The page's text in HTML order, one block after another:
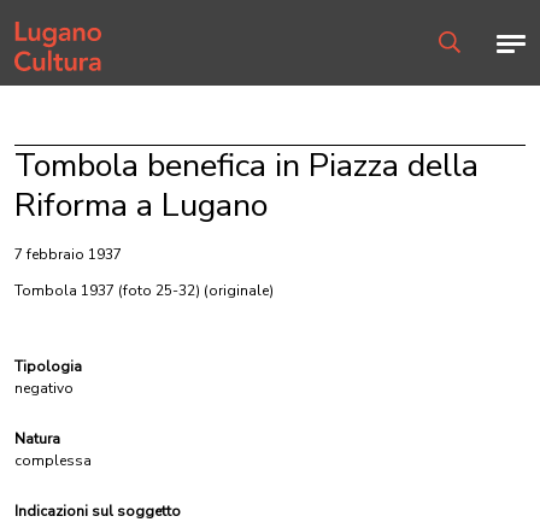
Home page
Tombola benefica in Piazza della
Riforma a Lugano
7 febbraio 1937
Tombola 1937 (foto 25-32) (originale)
Tipologia
negativo
Natura
complessa
Indicazioni sul soggetto